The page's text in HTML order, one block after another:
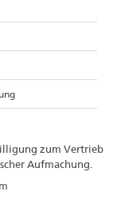
zum Vertrieb
Aufmachung.